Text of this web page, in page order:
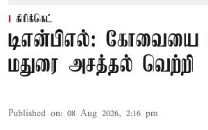
கிரிக்கெட்
டிஎன்பிஎல்: கோவையை
மதுரை அசத்தல் வெற்றி
Published on: 08 Aug 2026, 2:16 pm